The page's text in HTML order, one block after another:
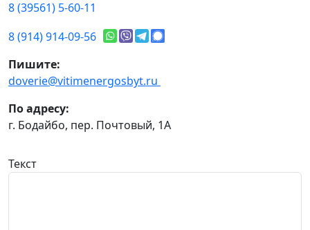
8 (39561) 5-60-11
8 (914) 914-09-56
Пишите:
doverie@vitimenergosbyt.ru
По адресу:
г. Бодайбо, пер. Почтовый, 1А
Текст